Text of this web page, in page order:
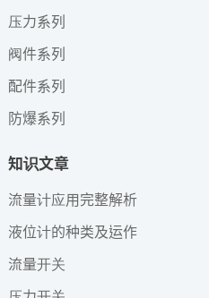
压力系列
阀件系列
配件系列
防爆系列
知识文章
流量计应用完整解析
液位计的种类及运作
流量开关